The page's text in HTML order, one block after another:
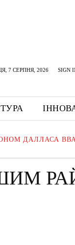
7 СЕРПНЯ, 2026 SIGN
ДАЛЛАСА